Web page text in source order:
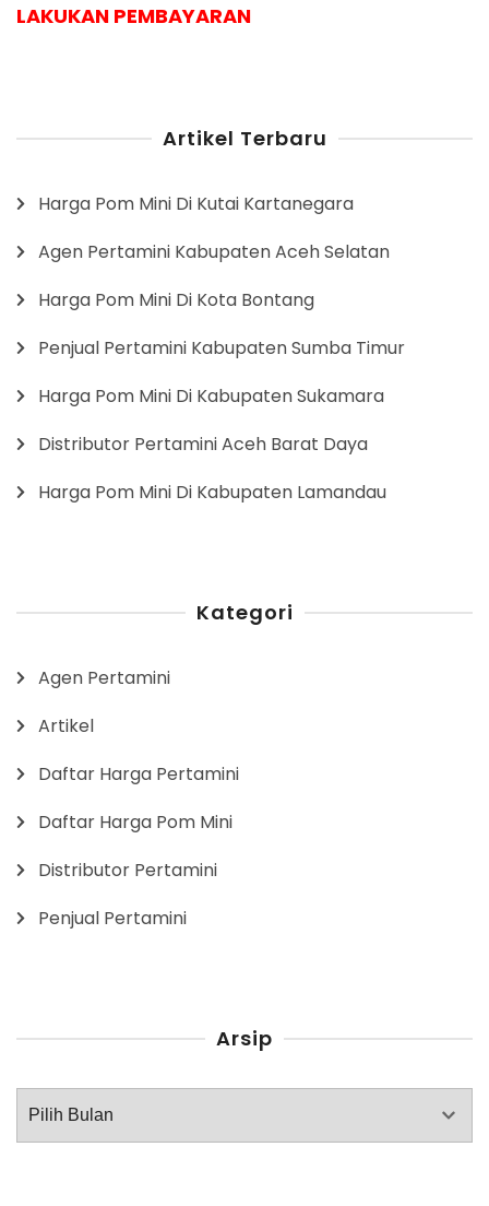
LAKUKAN PEMBAYARAN
Artikel Terbaru
Harga Pom Mini Di Kutai Kartanegara
Agen Pertamini Kabupaten Aceh Selatan
Harga Pom Mini Di Kota Bontang
Penjual Pertamini Kabupaten Sumba Timur
Harga Pom Mini Di Kabupaten Sukamara
Distributor Pertamini Aceh Barat Daya
Harga Pom Mini Di Kabupaten Lamandau
Kategori
Agen Pertamini
Artikel
Daftar Harga Pertamini
Daftar Harga Pom Mini
Distributor Pertamini
Penjual Pertamini
Arsip
Arsip